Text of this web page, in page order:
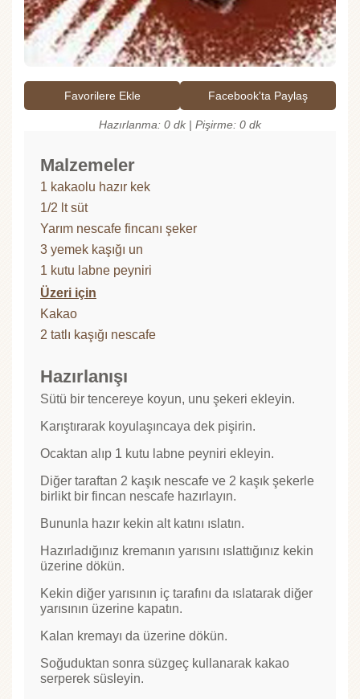
Favorilere Ekle Facebook'ta Paylaş
Hazırlanma: 0 dk | Pişirme: 0 dk
Malzemeler
1 kakaolu hazır kek
1/2 lt süt
Yarım nescafe fincanı şeker
3 yemek kaşığı un
1 kutu labne peyniri
Üzeri için
Kakao
2 tatlı kaşığı nescafe
Hazırlanışı
Sütü bir tencereye koyun, unu şekeri ekleyin.
Karıştırarak koyulaşıncaya dek pişirin.
Ocaktan alıp 1 kutu labne peyniri ekleyin.
Diğer taraftan 2 kaşık nescafe ve 2 kaşık şekerle
birlikt bir fincan nescafe hazırlayın.
Bununla hazır kekin alt katını ıslatın.
Hazırladığınız kremanın yarısını ıslattığınız kekin
üzerine dökün.
Kekin diğer yarısının iç tarafını da ıslatarak diğer
yarısının üzerine kapatın.
Kalan kremayı da üzerine dökün.
Soğuduktan sonra süzgeç kullanarak kakao
serperek süsleyin.